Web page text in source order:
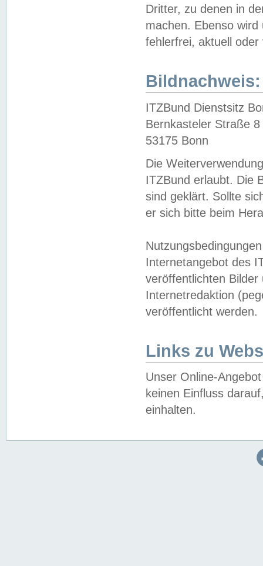
Dritter, zu denen in
machen. Ebenso
fehlerfrei, aktuell oder
Bildnachweis:
ITZBund Dienstsitz
Bernkasteler Straße 8
53175 Bonn
Die
ITZBund erlaubt. Die
sind geklärt. Sollte
er sich bitte beim
Internetangebot des
veröffentlichten
Internetredaktion
veröffentlicht werden.
Links zu
Unser Online-
keinen Einfluss
einhalten.